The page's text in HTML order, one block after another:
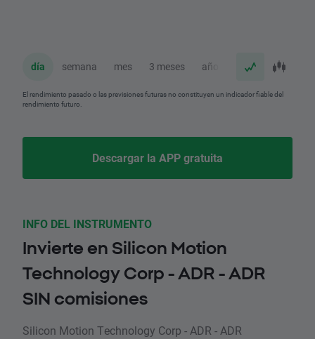
día semana mes 3 meses año
El rendimiento pasado o las previsiones futuras no constituyen un indicador fiable del
rendimiento futuro.
Descargar la APP gratuita
INFO DEL INSTRUMENTO
Invierte en Silicon Motion
Technology Corp - ADR - ADR
SIN comisiones
Silicon Motion Technology Corp - ADR - ADR